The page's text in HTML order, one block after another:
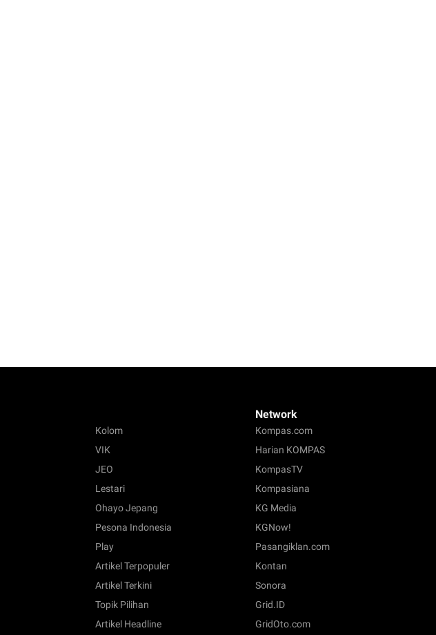
Kolom
VIK
JEO
Lestari
Ohayo Jepang
Pesona Indonesia
Play
Artikel Terpopuler
Artikel Terkini
Topik Pilihan
Artikel Headline
Network
Kompas.com
Harian KOMPAS
KompasTV
Kompasiana
KG Media
KGNow!
Pasangiklan.com
Kontan
Sonora
Grid.ID
GridOto.com